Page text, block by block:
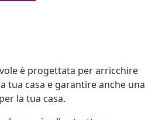
è progettata per arricchire
tua casa e garantire anche una
la tua casa.